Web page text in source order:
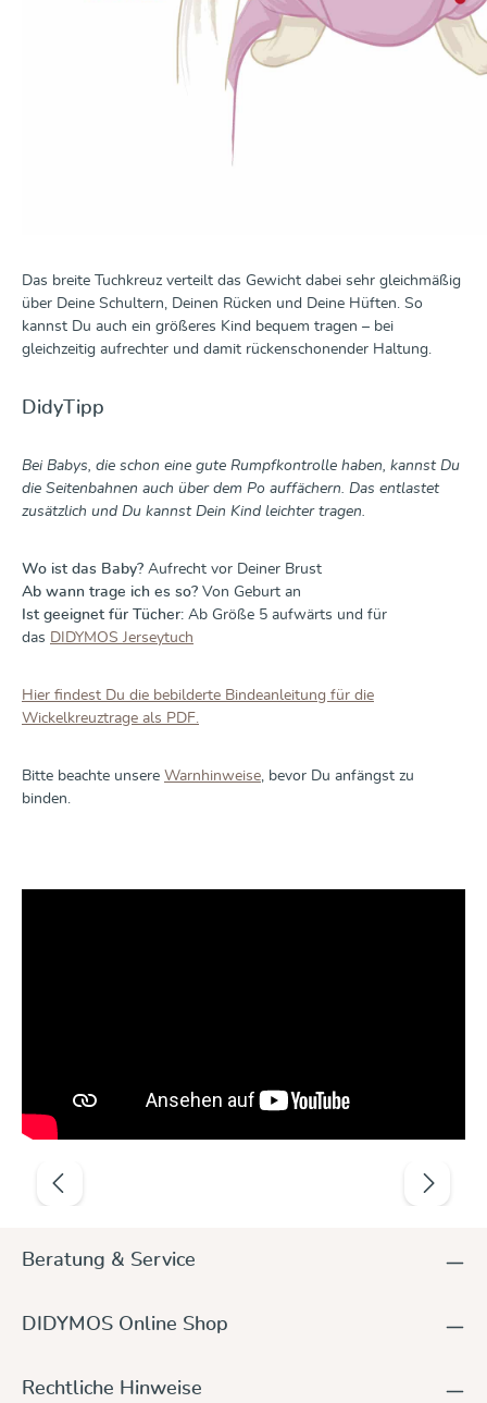
Das breite Tuchkreuz verteilt das Gewicht dabei sehr gleichmäßig
über Deine Schultern, Deinen Rücken und Deine Hüften. So
kannst Du auch ein größeres Kind bequem tragen – bei
gleichzeitig aufrechter und damit rückenschonender Haltung.
DidyTipp
Bei Babys, die schon eine gute Rumpfkontrolle haben, kannst Du
die Seitenbahnen auch über dem Po auffächern. Das entlastet
zusätzlich und Du kannst Dein Kind leichter tragen.
Wo ist das Baby? Aufrecht vor Deiner Brust
Ab wann trage ich es so? Von Geburt an
Ist geeignet für Tücher: Ab Größe 5 aufwärts und für
das DIDYMOS Jerseytuch
Hier findest Du die bebilderte Bindeanleitung für die
Wickelkreuztrage als PDF.
Bitte beachte unsere Warnhinweise, bevor Du anfängst zu
binden.
Produktgalerie überspringen
Beratung & Service
DIDYMOS Online Shop
Rechtliche Hinweise